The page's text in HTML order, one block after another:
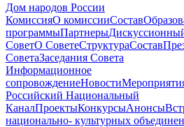
Дом народов России
КомиссияО комиссииСостав
программыПартнеры
СоветО СоветеСтруктураСостав
СоветаЗаседания Совета
Информационное
сопровождениеНовости
Российский Национальный
КаналПроектыКонкурсыАнонсы
национально- культурных